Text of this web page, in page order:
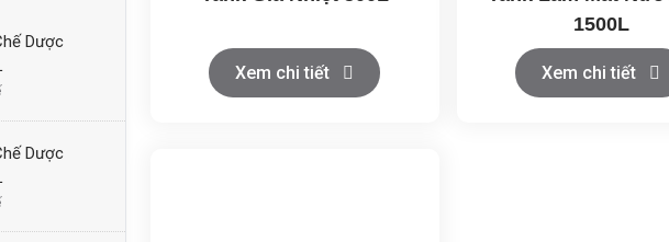
Xem chi tiết
1500L
Xem chi tiết
Dược
Dược